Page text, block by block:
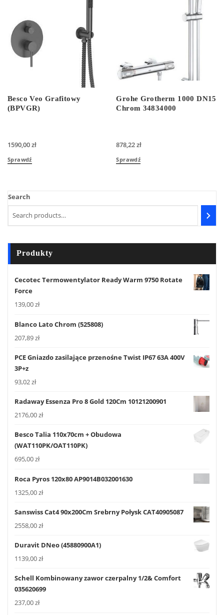
Besco Veo Grafitowy
(BPVGR)
1590,00zł
Sprawdź
Grohe Grotherm 1000 DN15
Chrom 34834000
878,22zł
Sprawdź
Search
Produkty
Cecotec Termowentylator Ready Warm 9750 Rotate
Force
139,00zł
Blanco Lato Chrom (525808)
207,89zł
PCE Gniazdo zasilające przenośne Twist IP67 63A 400V
3P+z
93,02zł
Radaway Essenza Pro 8 Gold 120Cm 10121200901
2176,00zł
Besco Talia 110x70cm + Obudowa
(WAT110PK/OAT110PK)
695,00zł
Roca Pyros 120x80 AP9014B032001630
1325,00zł
Sanswiss Cat4 90x200Cm Srebrny Połysk CAT40905087
2558,00zł
Duravit DNeo (45880900A1)
1139,00zł
Schell Kombinowany zawor czerpalny 1/2& Comfort
035620699
237,00zł